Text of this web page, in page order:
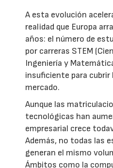
A esta evolución
realidad que Europa
años: el número de
por carreras STEM
Ingeniería y
insuficiente para cubrir
mercado.
Aunque las
tecnológicas han
empresarial crece
Además, no todas las
generan el mismo
Ámbitos como la